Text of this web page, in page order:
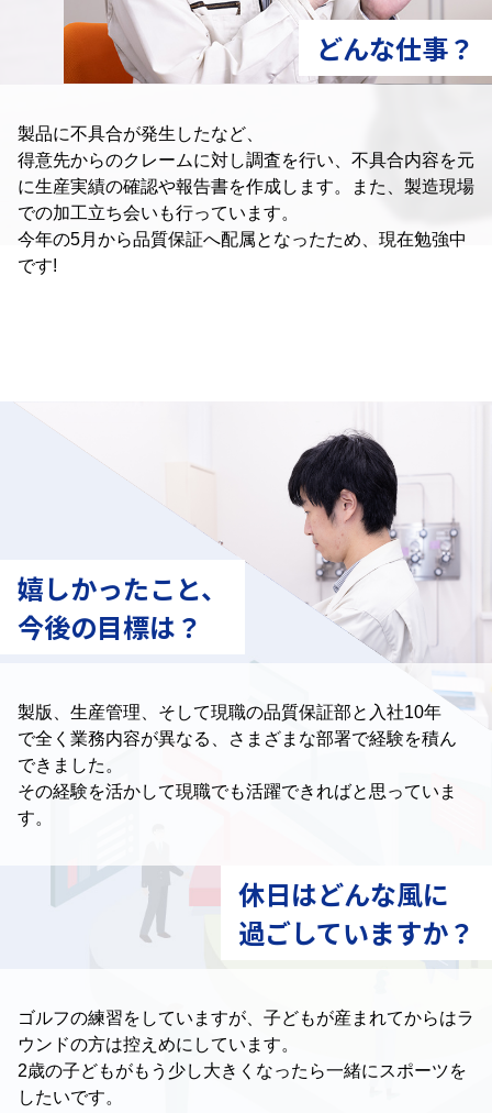
どんな仕事？
製品に不具合が発生したなど、
得意先からのクレームに対し調査を行い、 不具合内容を元
に生産実績の確認や報告書を作成します。
また、製造現場
での加工立ち会いも行っています。
今年の5月から品質保証へ配属となったため、現在勉強中
です!
嬉しかったこと、
今後の目標は？
製版、生産管理、 そして現職の品質保証部と入社10年
で全く業務内容が異なる、
さまざまな部署で経験を積ん
できました。
その経験を活かして現職でも活躍できればと思っていま
す。
休日はどんな風に
過ごしていますか？
ゴルフの練習をしていますが、 子どもが産まれてからはラ
ウンドの方は控えめにしています。
2歳の子どもがもう少し大きくなったら一緒にスポーツを
したいです。